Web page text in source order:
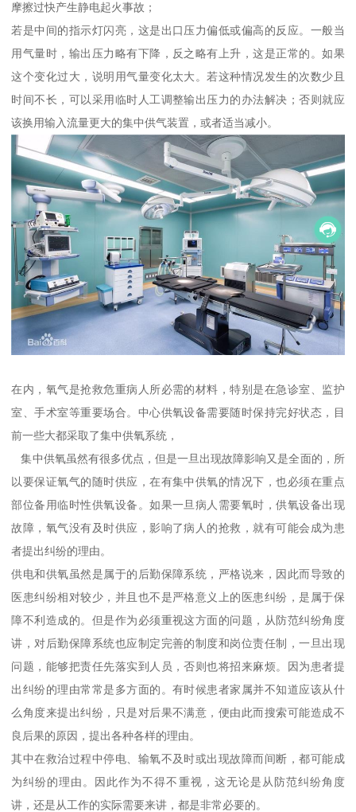
摩擦过快产生静电起火事故；
若是中间的指示灯闪亮，这是出口压力偏低或偏高的反应。一般当
用气量时，输出压力略有下降，反之略有上升，这是正常的。如果
这个变化过大，说明用气量变化太大。若这种情况发生的次数少且
时间不长，可以采用临时人工调整输出压力的办法解决；否则就应
该换用输入流量更大的集中供气装置，或者适当减小。
在内，氧气是抢救危重病人所必需的材料，特别是在急诊室、监护
室、手术室等重要场合。中心供氧设备需要随时保持完好状态，目
前一些大都采取了集中供氧系统，
集中供氧虽然有很多优点，但是一旦出现故障影响又是全面的，所
以要保证氧气的随时供应，在有集中供氧的情况下，也必须在重点
部位备用临时性供氧设备。如果一旦病人需要氧时，供氧设备出现
故障，氧气没有及时供应，影响了病人的抢救，就有可能会成为患
者提出纠纷的理由。
供电和供氧虽然是属于的后勤保障系统，严格说来，因此而导致的
医患纠纷相对较少，并且也不是严格意义上的医患纠纷，是属于保
障不利造成的。但是作为必须重视这方面的问题，从防范纠纷角度
讲，对后勤保障系统也应制定完善的制度和岗位责任制，一旦出现
问题，能够把责任先落实到人员，否则也将招来麻烦。因为患者提
出纠纷的理由常常是多方面的。有时候患者家属并不知道应该从什
么角度来提出纠纷，只是对后果不满意，便由此而搜索可能造成不
良后果的原因，提出各种各样的理由。
其中在救治过程中停电、输氧不及时或出现故障而间断，都可能成
为纠纷的理由。因此作为不得不重视，这无论是从防范纠纷角度
讲，还是从工作的实际需要来讲，都是非常必要的。